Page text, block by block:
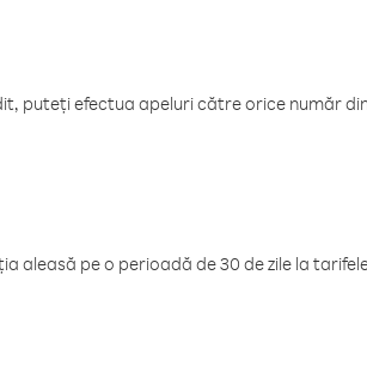
puteți efectua apeluri către orice număr
aleasă pe o perioadă de 30 de zile la